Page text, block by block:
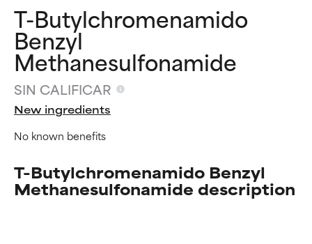
T-Butylchromenamido
Benzyl
Methanesulfonamide
SIN CALIFICAR
New ingredients
No known benefits
T-Butylchromenamido Benzyl
Methanesulfonamide description